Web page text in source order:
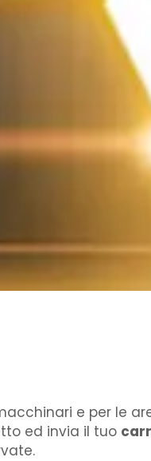
e per le
ed invia il tuo